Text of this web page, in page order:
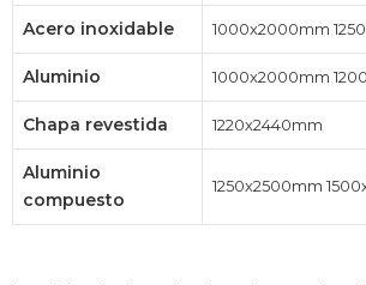
Acero inoxidable 1000x2000mm
Aluminio 1000x2000mm
Chapa revestida 1220x2440mm​
Aluminio
compuesto
1250x2500mm